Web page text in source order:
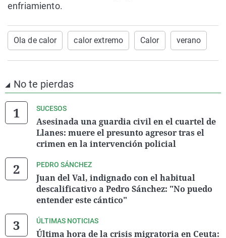
enfriamiento.
Ola de calor calor extremo Calor verano
No te pierdas
SUCESOS
Asesinada una guardia civil en el cuartel de
Llanes: muere el presunto agresor tras el
crimen en la intervención policial
PEDRO SÁNCHEZ
Juan del Val, indignado con el habitual
descalificativo a Pedro Sánchez: "No puedo
entender este cántico"
ÚLTIMAS NOTICIAS
Última hora de la crisis migratoria en Ceuta: